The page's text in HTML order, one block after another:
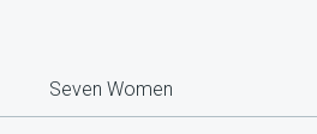
Seven Women